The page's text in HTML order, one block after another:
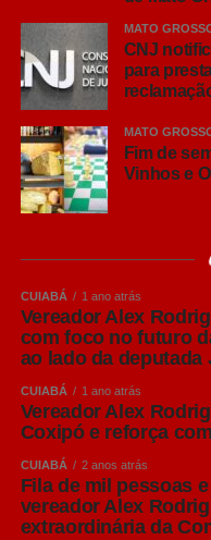
ruas de Tangará da
O pesquisador
elevado padrão
reconhecido
resultado exige
mantê-lo e buscar
desempenho, maior
resultados econômicos
enfrentam limitações
adequações completas,
adotar medidas de
significativamente os
Entre elas está a
MATO
CNJ
para
MATO
Fim de
Vinhos e
CUIABÁ 1 ano atrás
Vereador Alex
com foco no futuro
ao lado da deputada
CUIABÁ 1 ano atrás
Vereador Alex
Coxipó e reforça
CUIABÁ 2 anos atrás
Fila de mil pessoas
vereador Alex
extraordinária da